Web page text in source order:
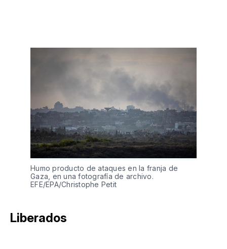
Humo producto de ataques en la franja de
Gaza, en una fotografía de archivo.
EFE/EPA/Christophe Petit
Liberados